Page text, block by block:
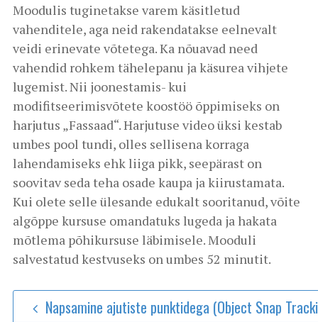
Moodulis tuginetakse varem käsitletud
vahenditele, aga neid rakendatakse eelnevalt
veidi erinevate võtetega. Ka nõuavad need
vahendid rohkem tähelepanu ja käsurea vihjete
lugemist. Nii joonestamis- kui
modifitseerimisvõtete koostöö õppimiseks on
harjutus „Fassaad“. Harjutuse video üksi kestab
umbes pool tundi, olles sellisena korraga
lahendamiseks ehk liiga pikk, seepärast on
soovitav seda teha osade kaupa ja kiirustamata.
Kui olete selle ülesande edukalt sooritanud, võite
algõppe kursuse omandatuks lugeda ja hakata
mõtlema põhikursuse läbimisele. Mooduli
salvestatud kestvuseks on umbes 52 minutit.
Napsamine ajutiste punktidega (Object Snap